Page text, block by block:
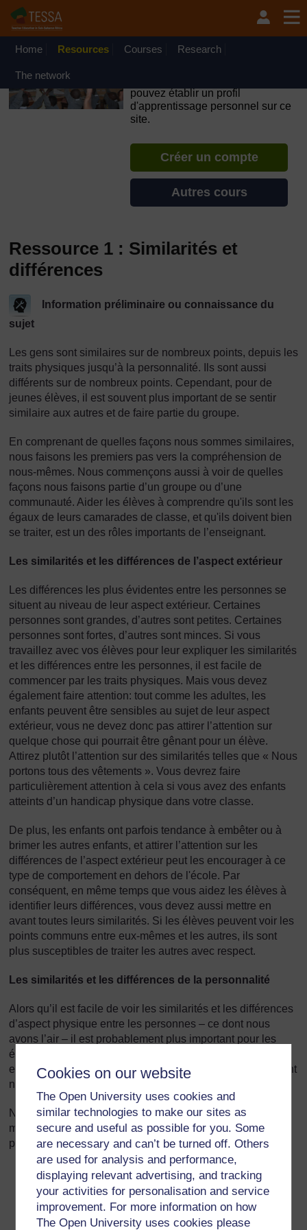
Cookies on our website
The Open University uses cookies and
similar technologies to make our sites as
secure and useful as possible for you. Some
are necessary and can’t be turned off. Others
are used for analysis and performance,
displaying relevant advertising, and tracking
your activities for personalisation and service
improvement. For more information on how
The Open University uses cookies please
Passer au contenu principal
OpenLearn Create will be unavailable on Wednesday 12
August 2026 from 8am to 10.30am (GMT) due to routine
Home Resources Courses Research
The network
pouvez établir un profil
d'apprentissage personnel sur ce
site.
Créer un compte
Autres cours
Ressource 1 : Similarités et
différences
Information préliminaire ou connaissance du
sujet
Les gens sont similaires sur de nombreux points, depuis les
traits physiques jusqu’à la personnalité. Ils sont aussi
différents sur de nombreux points. Cependant, pour de
jeunes élèves, il est souvent plus important de se sentir
similaire aux autres et de faire partie du groupe.
En comprenant de quelles façons nous sommes similaires,
nous faisons les premiers pas vers la compréhension de
nous-mêmes. Nous commençons aussi à voir de quelles
façons nous faisons partie d’un groupe ou d’une
communauté. Aider les élèves à comprendre qu'ils sont les
égaux de leurs camarades de classe, et qu'ils doivent bien
se traiter, est un des rôles importants de l’enseignant.
Les similarités et les différences de l’aspect extérieur
Les différences les plus évidentes entre les personnes se
situent au niveau de leur aspect extérieur. Certaines
personnes sont grandes, d’autres sont petites. Certaines
personnes sont fortes, d’autres sont minces. Si vous
travaillez avec vos élèves pour leur expliquer les similarités
et les différences entre les personnes, il est facile de
commencer par les traits physiques. Mais vous devez
également faire attention: tout comme les adultes, les
enfants peuvent être sensibles au sujet de leur aspect
extérieur, vous ne devez donc pas attirer l’attention sur
quelque chose qui pourrait être gênant pour un élève.
Attirez plutôt l’attention sur des similarités telles que « Nous
portons tous des vêtements ». Vous devrez faire
particulièrement attention à cela si vous avez des enfants
atteints d’un handicap physique dans votre classe.
De plus, les enfants ont parfois tendance à embêter ou à
brimer les autres enfants, et attirer l’attention sur les
différences de l’aspect extérieur peut les encourager à ce
type de comportement en dehors de l'école. Par
conséquent, en même temps que vous aidez les élèves à
identifier leurs différences, vous devez aussi mettre en
avant toutes leurs similarités. Si les élèves peuvent voir les
points communs entre eux-mêmes et les autres, ils sont
plus susceptibles de traiter les autres avec respect.
Les similarités et les différences de la personnalité
Alors qu’il est facile de voir les similarités et les différences
d’aspect physique entre les personnes – ce dont nous
avons l’air – il est probablement plus important pour les
élèves de comprendre les similarités et les différences
entre les personnalités – comment nous pensons, comment
nous ressentons les choses et comment nous comportons.
Nos opinions et ce que nous ressentons influencent la
manière dont nous nous comportons avec les autres. Cela
peut se résumer comme suit :
Les « opinions » sont ce que pensent les gens à
propos des choses – ils aiment ou n'aiment pas
quelque chose, sont d'accord ou pas d'accord avec
quelque chose. Les différences d’opinion peuvent